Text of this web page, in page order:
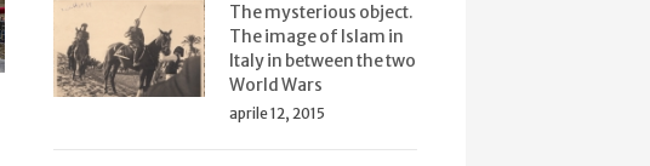
Il penoso
La più grave
mistificazione
della campagna
The mysterious object.
The image of Islam in
Italy in between the two
World Wars
aprile 12, 2015